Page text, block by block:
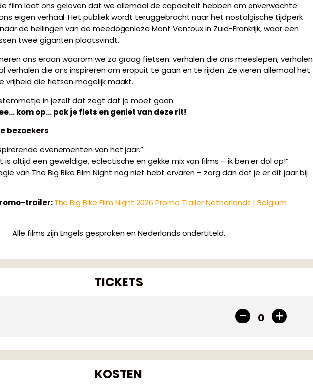
film laat ons geloven dat we allemaal de capaciteit hebben om onverwachte
eigen verhaal. Het publiek wordt teruggebracht naar het nostalgische tijdperk
de hellingen van de meedogenloze Mont Ventoux in Zuid-Frankrijk, waar een
twee giganten plaatsvindt.
ons eraan waarom we zo graag fietsen: verhalen die ons meeslepen, verhalen
verhalen die ons inspireren om eropuit te gaan en te rijden. Ze vieren allemaal het
vrijheid die fietsen mogelijk maakt.
in jezelf dat zegt dat je moet gaan.
kom op… pak je fiets en geniet van deze rit!
bezoekers
evenementen van het jaar.”
is altijd een geweldige, eclectische en gekke mix van films – ik ben er dol op!”
van The Big Bike Film Night nog niet hebt ervaren – zorg dan dat je er dit jaar bij
trailer:The Big Bike Film Night 2026 Promo Trailer Netherlands | Belgium
Alle films zijn Engels gesproken en Nederlands ondertiteld.
TICKETS
0
KOSTEN